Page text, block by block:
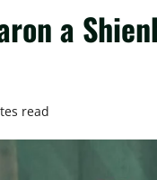
a
read